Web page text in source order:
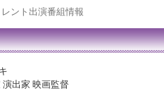
レント出演番組情報
出家 映画監督